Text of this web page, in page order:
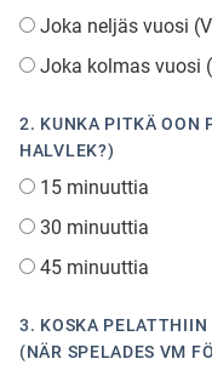
Lovari (Romska)
Joka neljäs vuosi
Joka kolmas vuosi
2. KUNKA PITKÄ OON
HALVLEK?)
15 minuuttia
30 minuuttia
45 minuuttia
3. KOSKA
(NÄR SPELADES VM